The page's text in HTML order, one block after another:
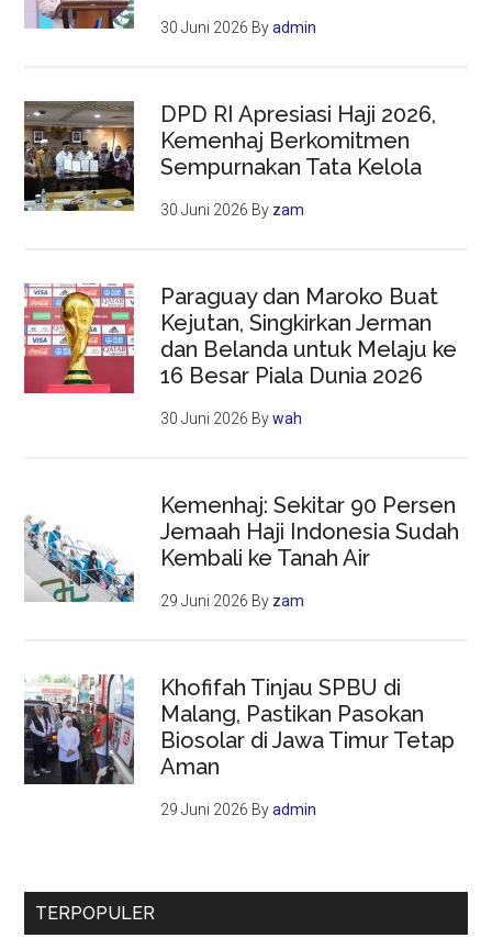
30 Juni 2026 Byadmin
DPD RI Apresiasi Haji 2026,
Kemenhaj Berkomitmen
Sempurnakan Tata Kelola
30 Juni 2026 By zam
Paraguay dan Maroko Buat
Kejutan, Singkirkan Jerman
dan Belanda untuk Melaju ke
16 Besar Piala Dunia 2026
30 Juni 2026 Bywah
Kemenhaj: Sekitar 90 Persen
Jemaah Haji Indonesia Sudah
Kembali ke Tanah Air
29 Juni 2026 By zam
Khofifah Tinjau SPBU di
Malang, Pastikan Pasokan
Biosolar di Jawa Timur Tetap
Aman
29 Juni 2026 Byadmin
TERPOPULER